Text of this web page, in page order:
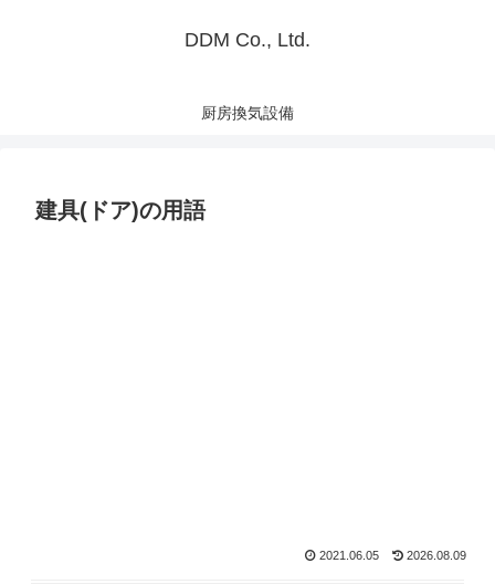
DDM Co., Ltd.
厨房換気設備
建具(ドア)の用語
2021.06.05 2026.08.09